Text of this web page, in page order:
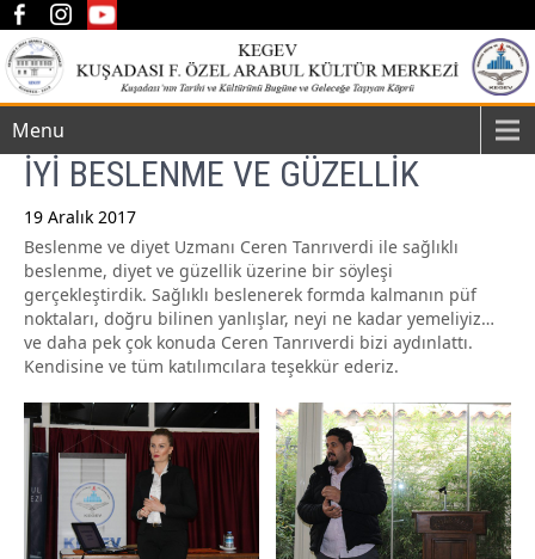
Menu
İYİ BESLENME VE GÜZELLİK
19 Aralık 2017
Beslenme ve diyet Uzmanı Ceren Tanrıverdi ile sağlıklı
beslenme, diyet ve güzellik üzerine bir söyleşi
gerçekleştirdik. Sağlıklı beslenerek formda kalmanın püf
noktaları, doğru bilinen yanlışlar, neyi ne kadar yemeliyiz…
ve daha pek çok konuda Ceren Tanrıverdi bizi aydınlattı.
Kendisine ve tüm katılımcılara teşekkür ederiz.
Post
navigation